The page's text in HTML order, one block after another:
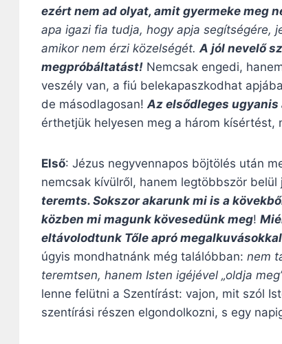
ezért nem ad olyat, amit gyermeke meg
apa igazi fia tudja, hogy apja segítségére,
amikor nem érzi közelségét. A jól nevelő
megpróbáltatást! Nemcsak engedi,
veszély van, a fiú belekapaszkodhat
de másodlagosan! Az elsődleges ugyanis
érthetjük helyesen meg a három kísértést,
Első: Jézus negyvennapos böjtölés után
nemcsak kívülről, hanem legtöbbször belül
teremts. Sokszor akarunk mi is a
közben mi magunk kövesedünk meg!
eltávolodtunk Tőle apró
úgyis mondhatnánk még találóbban: nem
teremtsen, hanem Isten igéjével „oldja
lenne felütni a Szentírást: vajon, mit szól
szentírási részen elgondolkozni, s egy